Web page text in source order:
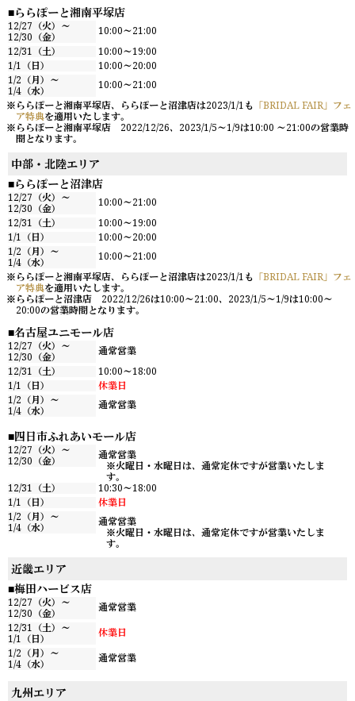
ららぽーと湘南平塚店
12/27（火）～
12/30（金）
10:00～21:00
12/31（土）
10:00～19:00
1/1（日）
10:00～20:00
1/2（月）～
1/4（水）
10:00～21:00
ららぽーと湘南平塚店、ららぽーと沼津店は2023/1/1も 「BRIDAL FAIR」フェ
ア特典を適用いたします。
ららぽーと湘南平塚店 2022/12/26、2023/1/5～1/9は10:00 ～21:00の営業時
間となります。
中部・北陸エリア
ららぽーと沼津店
12/27（火）～
12/30（金）
10:00～21:00
12/31（土）
10:00～19:00
1/1（日）
10:00～20:00
1/2（月）～
1/4（水）
10:00～21:00
ららぽーと湘南平塚店、ららぽーと沼津店は2023/1/1も 「BRIDAL FAIR」フェ
ア特典を適用いたします。
ららぽーと沼津店 2022/12/26は10:00～21:00、2023/1/5～1/9は10:00～
20:00の営業時間となります。
名古屋ユニモール店
12/27（火）～
12/30（金）
通常営業
12/31（土）
10:00～18:00
1/1（日）
休業日
1/2（月）～
1/4（水）
通常営業
四日市ふれあいモール店
12/27（火）～
12/30（金）
通常営業
※火曜日・水曜日は、通常定休ですが営業いたしま
す。
12/31（土）
10:30～18:00
1/1（日）
休業日
1/2（月）～
1/4（水）
通常営業
※火曜日・水曜日は、通常定休ですが営業いたしま
す。
近畿エリア
梅田ハービス店
12/27（火）～
12/30（金）
通常営業
12/31（土）～
1/1（日）
休業日
1/2（月）～
1/4（水）
通常営業
九州エリア